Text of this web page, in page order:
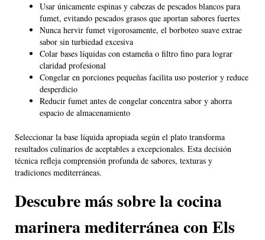
Usar únicamente espinas y cabezas de pescados blancos para
fumet, evitando pescados grasos que aportan sabores fuertes
Nunca hervir fumet vigorosamente, el borboteo suave extrae
sabor sin turbiedad excesiva
Colar bases líquidas con estameña o filtro fino para lograr
claridad profesional
Congelar en porciones pequeñas facilita uso posterior y reduce
desperdicio
Reducir fumet antes de congelar concentra sabor y ahorra
espacio de almacenamiento
Seleccionar la base líquida apropiada según el plato transforma
resultados culinarios de aceptables a excepcionales. Esta decisión
técnica refleja comprensión profunda de sabores, texturas y
tradiciones mediterráneas.
Descubre más sobre la cocina
marinera mediterránea con Els